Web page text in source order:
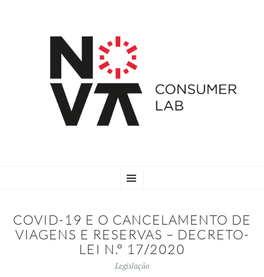
TO
COVID-19 E O CANCELAMENTO DE
VIAGENS E RESERVAS – DECRETO-
LEI N.º 17/2020
Legislação